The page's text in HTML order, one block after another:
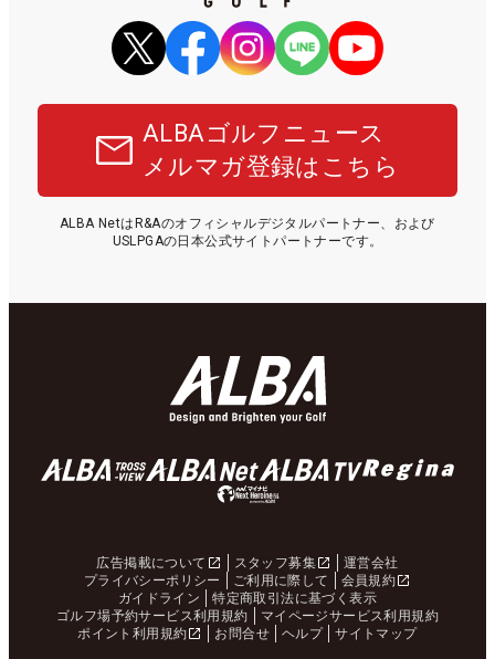
ALBAゴルフニュース
メルマガ登録はこちら
ALBA NetはR&Aのオフィシャルデジタルパートナー、および
USLPGAの日本公式サイトパートナーです。
広告掲載について スタッフ募集
運営会社
プライバシーポリシー
ご利用に際して
会員規約
ガイドライン
特定商取引法に基づく表示
ゴルフ場予約サービス利用規約
マイページサービス利用規約
ポイント利用規約
お問合せ ヘルプ サイトマップ